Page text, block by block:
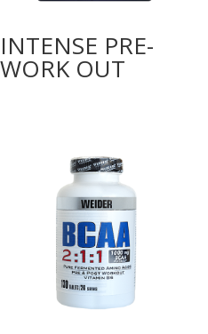
INTENSE PRE-
WORK OUT